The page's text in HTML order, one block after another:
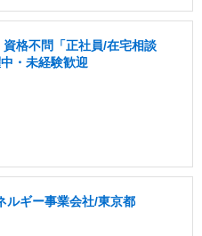
格不問「正社員/在宅相談
・未経験歓迎
ルギー事業会社/東京都